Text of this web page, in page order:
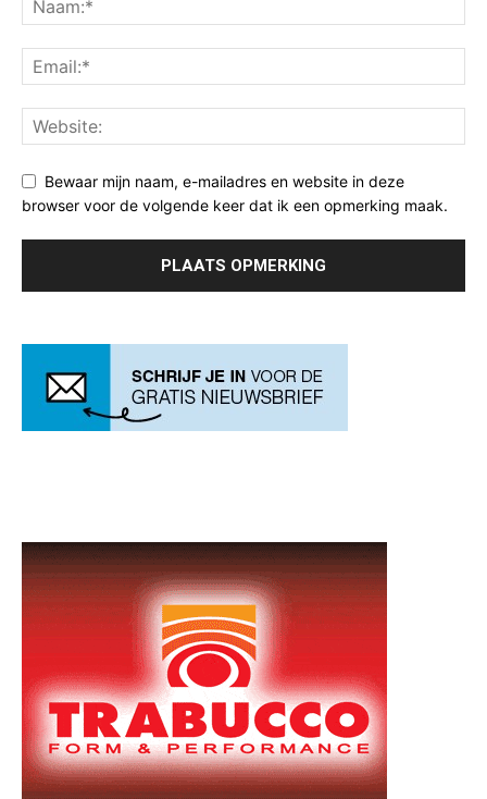
Bewaar mijn naam, e-mailadres en website in deze
browser voor de volgende keer dat ik een opmerking maak.